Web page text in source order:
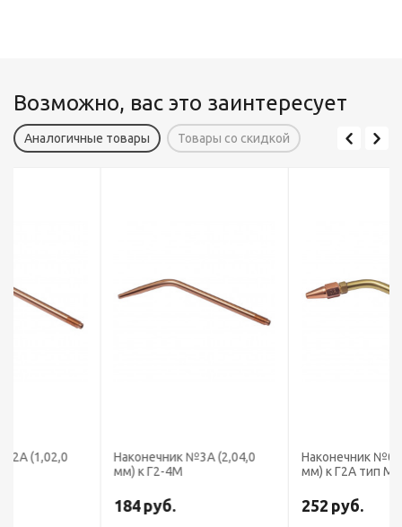
Возможно, вас это заинтересует
Аналогичные товары Товары со скидкой
Наконечник №3А (2,04,0
Наконечник №0А (0,20,5
мм) к Г2А тип Малютка